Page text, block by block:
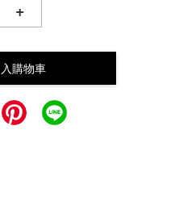
+
購物車